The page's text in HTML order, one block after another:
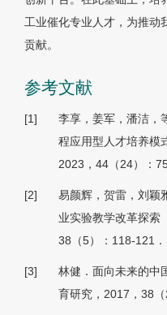
工业催化专业人才，为推动
贡献。
参考文献
[1]
李享，姜军，潘洁，
程应用型人才培养模
2023，44（24）：
[2]
易颜辉，贺雷，刘颖
业实验教学改革探索
38（5）：118-121．
[3]
林健．面向未来的中
育研究，2017，38（